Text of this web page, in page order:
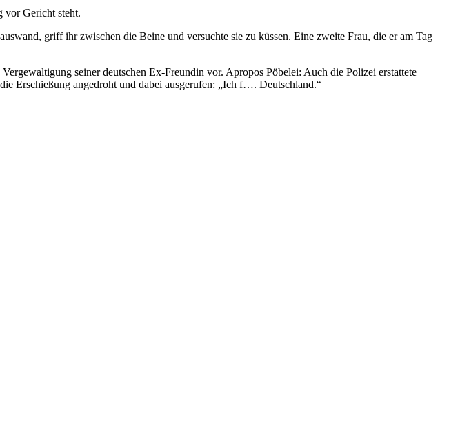
vor Gericht steht.
griff ihr zwischen die Beine und versuchte sie zu küssen. Eine zweite Frau, die er am Tag
seiner deutschen Ex-Freundin vor. Apropos Pöbelei: Auch die Polizei erstattete
Erschießung angedroht und dabei ausgerufen: „Ich f…. Deutschland.“